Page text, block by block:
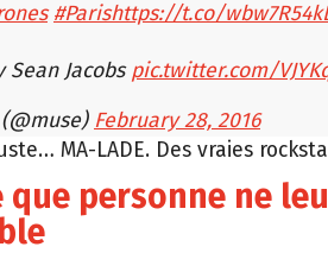
#Parishttps://t.co/
Sean Jacobspic.twitter.com/
February 28, 2016
MA-LADE. Des vraies
que personne ne